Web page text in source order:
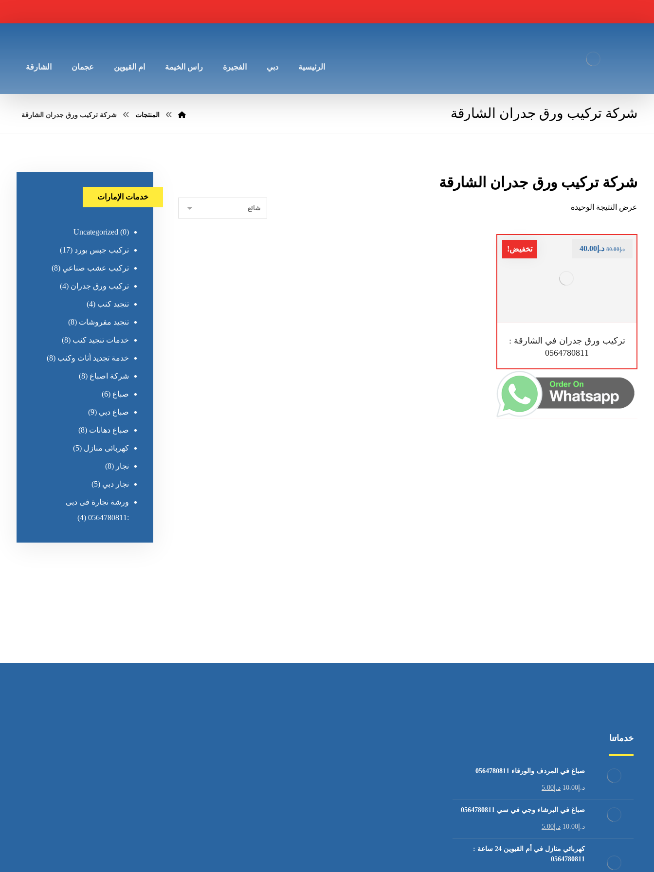
الرئيسية دبي الفجيرة راس الخيمة ام القيوين عجمان الشارقة
شركة تركيب ورق جدران الشارقة المنتجات شركة تركيب ورق جدران الشارقة
شركة تركيب ورق جدران الشارقة
عرض النتيجة الوحيدة
تخفيض!
تركيب ورق جدران في الشارقة :
0564780811
د.إ80.00 د.إ 40.00
خدمات الإمارات
Uncategorized (0)
تركيب جبس بورد (17)
تركيب عشب صناعي (8)
تركيب ورق جدران (4)
تنجيد كنب (4)
تنجيد مفروشات (8)
خدمات تنجيد كنب (8)
خدمة تجديد أثاث وكنب (8)
شركة اصباغ (8)
صباغ (6)
صباغ دبي (9)
صباغ دهانات (8)
كهربائى منازل (5)
نجار (8)
نجار دبي (5)
ورشة نجارة فى دبى
:0564780811
(4)
خدماتنا
صباغ في المردف والورقاء 0564780811
د.إ10.00 د.إ 5.00
صباغ في البرشاء وجي في سي 0564780811
د.إ10.00 د.إ 5.00
كهربائي منازل في أم القيوين 24 ساعة :
0564780811